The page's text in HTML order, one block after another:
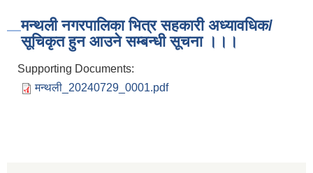
मन्थली नगरपालिका भित्र सहकारी अध्यावधिक/
सूचिकृत हुन आउने सम्बन्धी सूचना ।।।
Supporting Documents:
मन्थली_20240729_0001.pdf